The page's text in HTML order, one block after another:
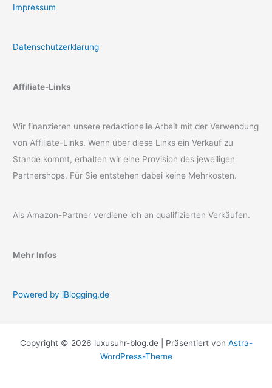
Impressum
Datenschutzerklärung
Affiliate-Links
Wir finanzieren unsere redaktionelle Arbeit mit der Verwendung
von Affiliate-Links. Wenn über diese Links ein Verkauf zu
Stande kommt, erhalten wir eine Provision des jeweiligen
Partnershops. Für Sie entstehen dabei keine Mehrkosten.
Als Amazon-Partner verdiene ich an qualifizierten Verkäufen.
Mehr Infos
Powered by iBlogging.de
Copyright © 2026 luxusuhr-blog.de | Präsentiert von Astra-
WordPress-Theme